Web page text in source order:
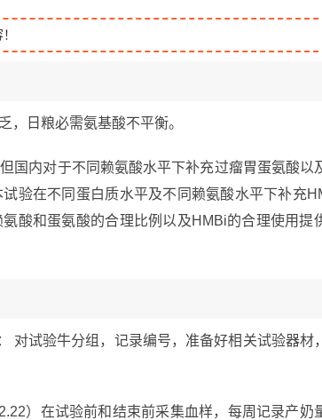
，日粮必需氨基酸不平衡。
国内对于不同赖氨酸水平下补充过瘤胃蛋氨酸以
验在不同蛋白质水平及不同赖氨酸水平下补充
酸和蛋氨酸的合理比例以及HMBi的合理使用提
对试验牛分组，记录编号，准备好相关试验器材
）在试验前和结束前采集血样，每周记录产奶